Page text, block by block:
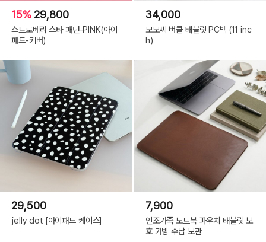
15% 29,800
스트로베리 스타 패턴-PINK(아이
패드-커버)
34,000
모모씨 버클 태블릿 PC백 (11 inc
h)
29,500
jelly dot [아이패드 케이스]
7,900
인조가죽 노트북 파우치 태블릿 보
호 가방 수납 보관